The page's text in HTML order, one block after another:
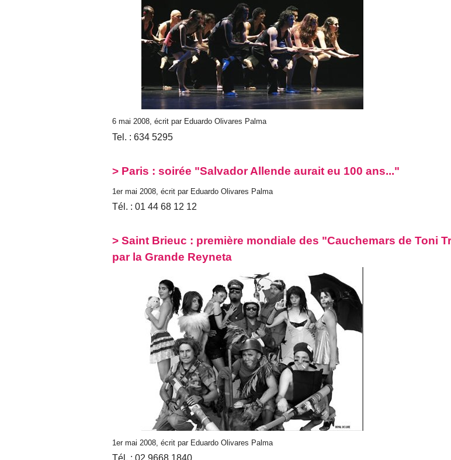
6 mai 2008, écrit par Eduardo Olivares Palma
Tel. : 634 5295
> Paris : soirée "Salvador Allende aurait eu 100 ans..."
1er mai 2008, écrit par Eduardo Olivares Palma
Tél. : 01 44 68 12 12
> Saint Brieuc : première mondiale des "Cauchemars de Toni
par la Grande Reyneta
1er mai 2008, écrit par Eduardo Olivares Palma
Tél. : 02 9668 1840